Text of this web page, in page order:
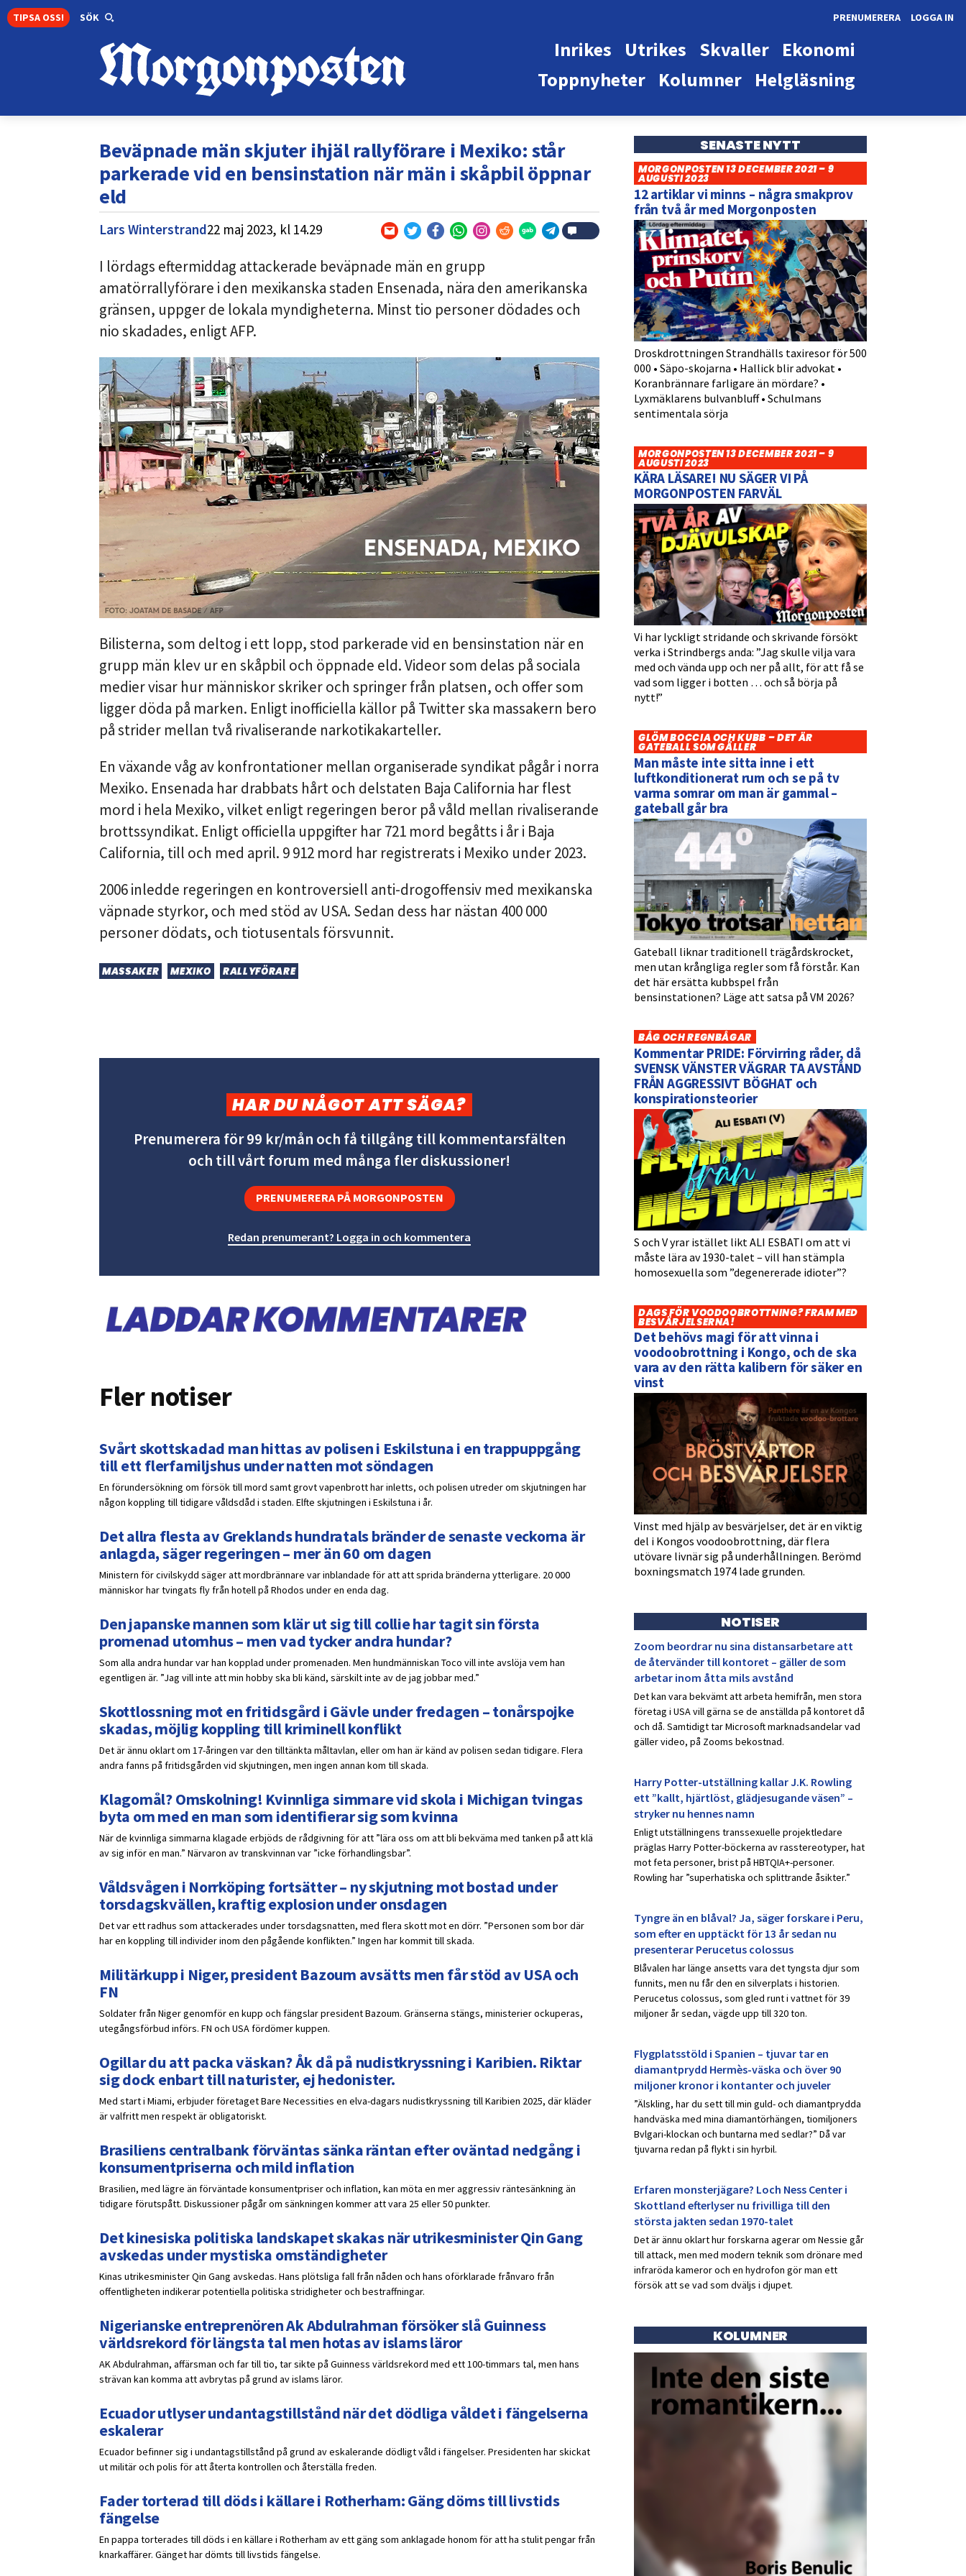
TIPSA OSS! SÖK LOGGA IN
PRENUMERERA
Ekonomi
Skvaller
Utrikes
Inrikes
Helgläsning
Kolumner
Toppnyheter
Beväpnade män skjuter ihjäl rallyförare i Mexiko: står
parkerade vid en bensinstation när män i skåpbil öppnar
eld
Lars Winterstrand22 maj 2023, kl 14.29
I lördags eftermiddag attackerade beväpnade män en grupp
amatörrallyförare i den mexikanska staden Ensenada, nära den amerikanska
gränsen, uppger de lokala myndigheterna. Minst tio personer dödades och
nio skadades, enligt AFP.
Bilisterna, som deltog i ett lopp, stod parkerade vid en bensinstation när en
grupp män klev ur en skåpbil och öppnade eld. Videor som delas på sociala
medier visar hur människor skriker och springer från platsen, och offer som
ligger döda på marken. Enligt inofficiella källor på Twitter ska massakern bero
på strider mellan två rivaliserande narkotikakarteller.
En växande våg av konfrontationer mellan organiserade syndikat pågår i norra
Mexiko. Ensenada har drabbats hårt och delstaten Baja California har flest
mord i hela Mexiko, vilket enligt regeringen beror på våld mellan rivaliserande
brottssyndikat. Enligt officiella uppgifter har 721 mord begåtts i år i Baja
California, till och med april. 9 912 mord har registrerats i Mexiko under 2023.
2006 inledde regeringen en kontroversiell anti-drogoffensiv med mexikanska
väpnade styrkor, och med stöd av USA. Sedan dess har nästan 400 000
personer dödats, och tiotusentals försvunnit.
MASSAKER MEXIKO RALLYFÖRARE
HAR DU NÅGOT ATT SÄGA?
Prenumerera för 99 kr/mån och få tillgång till kommentarsfälten
och till vårt forum med många fler diskussioner!
PRENUMERERA PÅ MORGONPOSTEN
Redan prenumerant? Logga in och kommentera
Fler notiser
Svårt skottskadad man hittas av polisen i Eskilstuna i en trappuppgång
till ett flerfamiljshus under natten mot söndagen
En förundersökning om försök till mord samt grovt vapenbrott har inletts, och polisen utreder om skjutningen har
någon koppling till tidigare våldsdåd i staden. Elfte skjutningen i Eskilstuna i år.
Det allra flesta av Greklands hundratals bränder de senaste veckorna är
anlagda, säger regeringen – mer än 60 om dagen
Ministern för civilskydd säger att mordbrännare var inblandade för att att sprida bränderna ytterligare. 20 000
människor har tvingats fly från hotell på Rhodos under en enda dag.
Den japanske mannen som klär ut sig till collie har tagit sin första
promenad utomhus – men vad tycker andra hundar?
Som alla andra hundar var han kopplad under promenaden. Men hundmänniskan Toco vill inte avslöja vem han
egentligen är. ”Jag vill inte att min hobby ska bli känd, särskilt inte av de jag jobbar med.”
Skottlossning mot en fritidsgård i Gävle under fredagen – tonårspojke
skadas, möjlig koppling till kriminell konflikt
Det är ännu oklart om 17-åringen var den tilltänkta måltavlan, eller om han är känd av polisen sedan tidigare. Flera
andra fanns på fritidsgården vid skjutningen, men ingen annan kom till skada.
Klagomål? Omskolning! Kvinnliga simmare vid skola i Michigan tvingas
byta om med en man som identifierar sig som kvinna
När de kvinnliga simmarna klagade erbjöds de rådgivning för att ”lära oss om att bli bekväma med tanken på att klä
av sig inför en man.” Närvaron av transkvinnan var ”icke förhandlingsbar”.
Våldsvågen i Norrköping fortsätter – ny skjutning mot bostad under
torsdagskvällen, kraftig explosion under onsdagen
Det var ett radhus som attackerades under torsdagsnatten, med flera skott mot en dörr. ”Personen som bor där
har en koppling till individer inom den pågående konflikten.” Ingen har kommit till skada.
Militärkupp i Niger, president Bazoum avsätts men får stöd av USA och
FN
Soldater från Niger genomför en kupp och fängslar president Bazoum. Gränserna stängs, ministerier ockuperas,
utegångsförbud införs. FN och USA fördömer kuppen.
Ogillar du att packa väskan? Åk då på nudistkryssning i Karibien. Riktar
sig dock enbart till naturister, ej hedonister.
Med start i Miami, erbjuder företaget Bare Necessities en elva-dagars nudistkryssning till Karibien 2025, där kläder
är valfritt men respekt är obligatoriskt.
Brasiliens centralbank förväntas sänka räntan efter oväntad nedgång i
konsumentpriserna och mild inflation
Brasilien, med lägre än förväntade konsumentpriser och inflation, kan möta en mer aggressiv räntesänkning än
tidigare förutspått. Diskussioner pågår om sänkningen kommer att vara 25 eller 50 punkter.
Det kinesiska politiska landskapet skakas när utrikesminister Qin Gang
avskedas under mystiska omständigheter
Kinas utrikesminister Qin Gang avskedas. Hans plötsliga fall från nåden och hans oförklarade frånvaro från
offentligheten indikerar potentiella politiska stridigheter och bestraffningar.
Nigerianske entreprenören Ak Abdulrahman försöker slå Guinness
världsrekord för längsta tal men hotas av islams läror
AK Abdulrahman, affärsman och far till tio, tar sikte på Guinness världsrekord med ett 100-timmars tal, men hans
strävan kan komma att avbrytas på grund av islams läror.
Ecuador utlyser undantagstillstånd när det dödliga våldet i fängelserna
eskalerar
Ecuador befinner sig i undantagstillstånd på grund av eskalerande dödligt våld i fängelser. Presidenten har skickat
ut militär och polis för att återta kontrollen och återställa freden.
Fader torterad till döds i källare i Rotherham: Gäng döms till livstids
fängelse
En pappa torterades till döds i en källare i Rotherham av ett gäng som anklagade honom för att ha stulit pengar från
knarkaffärer. Gänget har dömts till livstids fängelse.
SENASTE NYTT
MORGONPOSTEN 13 DECEMBER 2021 – 9
AUGUSTI 2023
12 artiklar vi minns – några smakprov
från två år med Morgonposten
Droskdrottningen Strandhälls taxiresor för 500
000 • Säpo-skojarna • Hallick blir advokat •
Koranbrännare farligare än mördare? •
Lyxmäklarens bulvanbluff • Schulmans
sentimentala sörja
MORGONPOSTEN 13 DECEMBER 2021 – 9
AUGUSTI 2023
KÄRA LÄSARE! NU SÄGER VI PÅ
MORGONPOSTEN FARVÄL
Vi har lyckligt stridande och skrivande försökt
verka i Strindbergs anda: ”Jag skulle vilja vara
med och vända upp och ner på allt, för att få se
vad som ligger i botten … och så börja på
nytt!”
GLÖM BOCCIA OCH KUBB – DET ÄR
GATEBALL SOM GÄLLER
Man måste inte sitta inne i ett
luftkonditionerat rum och se på tv
varma somrar om man är gammal –
gateball går bra
Gateball liknar traditionell trägårdskrocket,
men utan krångliga regler som få förstår. Kan
det här ersätta kubbspel från
bensinstationen? Läge att satsa på VM 2026?
BÅG OCH REGNBÅGAR
Kommentar PRIDE: Förvirring råder, då
SVENSK VÄNSTER VÄGRAR TA AVSTÅND
FRÅN AGGRESSIVT BÖGHAT och
konspirationsteorier
S och V yrar istället likt ALI ESBATI om att vi
måste lära av 1930-talet – vill han stämpla
homosexuella som ”degenererade idioter”?
DAGS FÖR VOODOOBROTTNING? FRAM MED
BESVÄRJELSERNA!
Det behövs magi för att vinna i
voodoobrottning i Kongo, och de ska
vara av den rätta kalibern för säker en
vinst
Vinst med hjälp av besvärjelser, det är en viktig
del i Kongos voodoobrottning, där flera
utövare livnär sig på underhållningen. Berömd
boxningsmatch 1974 lade grunden.
NOTISER
Zoom beordrar nu sina distansarbetare att
de återvänder till kontoret – gäller de som
arbetar inom åtta mils avstånd
Det kan vara bekvämt att arbeta hemifrån, men stora
företag i USA vill gärna se de anställda på kontoret då
och då. Samtidigt tar Microsoft marknadsandelar vad
gäller video, på Zooms bekostnad.
Harry Potter-utställning kallar J.K. Rowling
ett ”kallt, hjärtlöst, glädjesugande väsen” –
stryker nu hennes namn
Enligt utställningens transsexuelle projektledare
präglas Harry Potter-böckerna av rasstereotyper, hat
mot feta personer, brist på HBTQIA+-personer.
Rowling har ”superhatiska och splittrande åsikter.”
Tyngre än en blåval? Ja, säger forskare i Peru,
som efter en upptäckt för 13 år sedan nu
presenterar Perucetus colossus
Blåvalen har länge ansetts vara det tyngsta djur som
funnits, men nu får den en silverplats i historien.
Perucetus colossus, som gled runt i vattnet för 39
miljoner år sedan, vägde upp till 320 ton.
Flygplatsstöld i Spanien – tjuvar tar en
diamantprydd Hermès-väska och över 90
miljoner kronor i kontanter och juveler
”Älskling, har du sett till min guld- och diamantprydda
handväska med mina diamantörhängen, tiomiljoners
Bvlgari-klockan och buntarna med sedlar?” Då var
tjuvarna redan på flykt i sin hyrbil.
Erfaren monsterjägare? Loch Ness Center i
Skottland efterlyser nu frivilliga till den
största jakten sedan 1970-talet
Det är ännu oklart hur forskarna agerar om Nessie går
till attack, men med modern teknik som drönare med
infraröda kameror och en hydrofon gör man ett
försök att se vad som dväljs i djupet.
KOLUMNER